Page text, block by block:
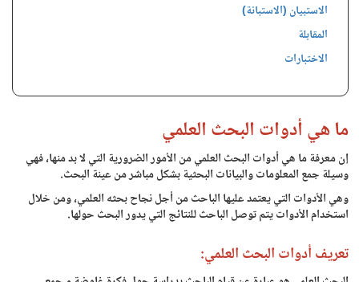
الاستبيان (الاستبانة)
المقابلة
الاختبارات
ما هي أدوات البحث العلمي
إن معرفة ما هي أدوات البحث العلمي من الأمور الضرورية التي لا بد منها، فهي
وسيلة جمع المعلومات والبيانات البحثية بشكل مباشر من عينة البحث.
وهي الأدوات التي يعتمد عليها الباحث من أجل نجاح بحثه العلمي، ومن خلال
استخدام الأدوات يتم توصل الباحث للنتائج التي يدور البحث حولها.
تعريف أدوات البحث العلمي: